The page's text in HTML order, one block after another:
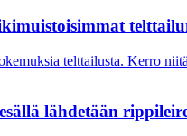
telttailusta. Kerro
lähdetään